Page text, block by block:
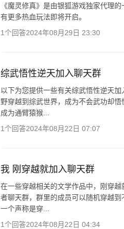
《魔灵修真》是由银狐游戏独家代理
有更多热血玩法即将开启。
1个回答2024年08月29日 23:30
综武悟性逆天加入聊天群
以下为您提供一些有关综武悟性逆天
野穿越到综武世界，成为不会武功却
成为通臂猿猴...
1个回答2024年08月22日 07:07
我 刚穿越就加入聊天群
在一些穿越相关的文学作品中，刚穿
者聊天群，群里的成员可以随机穿越
一个声称是穿...
1个回答2024年08月22日 04:34